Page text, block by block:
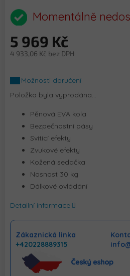
produktu
je
z
5
Momentálně
5 969 Kč
4 933,06 Kč bez DPH
cena:Možnosti doručení
Položka byla vyprodána…
Pěnová EVA kola
Bezpečnostní pásy
Svítící efekty
Zvukové efekty
Kožená sedačka
Nosnost 30 kg
Dálkové ovládání
Detailní informace
Zákaznická linka
+420228889315